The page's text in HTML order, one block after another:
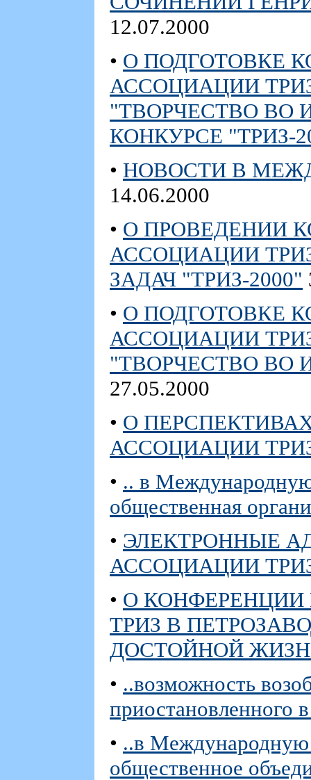
12.07.2000
• О ПОДГОТОВКЕ
АССОЦИАЦИИ
"ТВОРЧЕСТВО ВО
КОНКУРСЕ "ТРИЗ-
• НОВОСТИ В
14.06.2000
• О ПРОВЕДЕНИИ
АССОЦИАЦИИ
ЗАДАЧ "ТРИЗ-2000"
• О ПОДГОТОВКЕ
АССОЦИАЦИИ
"ТВОРЧЕСТВО ВО
27.05.2000
• О
АССОЦИАЦИИ
• .. в
общественная
• ЭЛЕКТРОННЫЕ
АССОЦИАЦИИ
• О
ТРИЗ В
ДОСТОЙНОЙ
• ..возможность
приостановленного
• ..в
общественное